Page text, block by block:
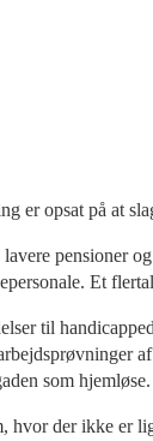
er opsat på at
pensioner
Et
til
som hjemløse.
hvor der ikke